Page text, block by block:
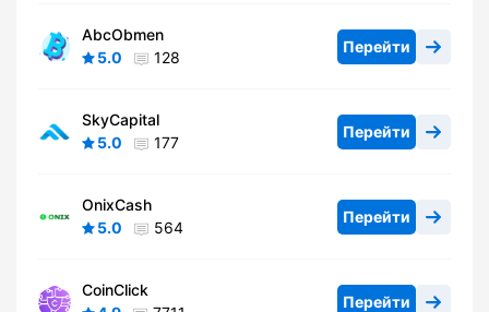
AbcObmen
5.0
128
Перейти
SkyCapital
5.0
177
Перейти
OnixCash
5.0
564
Перейти
CoinClick
Перейти